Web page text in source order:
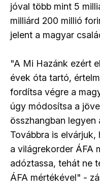
jóval több mint 5
milliárd 200 millió
jelent a magyar
"A Mi Hazánk ezért
évek óta tartó,
fordítsa végre a
úgy módosítsa a
összhangban
Továbbra is
a világrekorder ÁFA
adóztassa, tehát ne
ÁFA mértékével" -